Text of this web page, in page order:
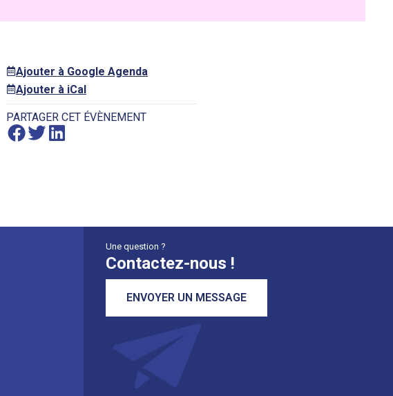
Ajouter à Google Agenda
Ajouter à iCal
PARTAGER CET ÉVÈNEMENT
Une question ?
Contactez-nous !
ENVOYER UN MESSAGE